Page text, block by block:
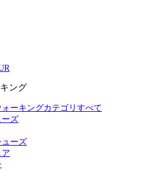
ング
ーキングカテゴリすべて
ーズ
ューズ